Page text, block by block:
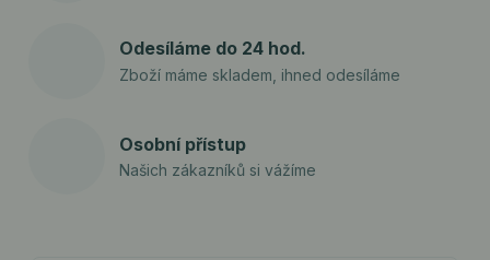
Odesíláme do 24 hod.
Zboží máme skladem, ihned odesíláme
Osobní přístup
Našich zákazníků si vážíme